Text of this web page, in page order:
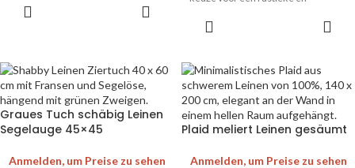
Leinen für zeitlose Eleganz.
Graues Tuch schäbig Leinen
Segelauge 45×45
Anmelden, um Preise zu sehen
Plaid meliert Leinen gesäumt
Anmelden, um Preise zu sehen